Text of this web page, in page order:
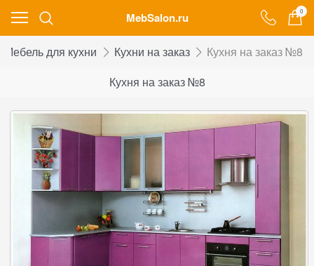
MebSalon.ru 0
Мебель для кухни Кухни на заказ
Кухня на заказ №8
Кухня на заказ №8